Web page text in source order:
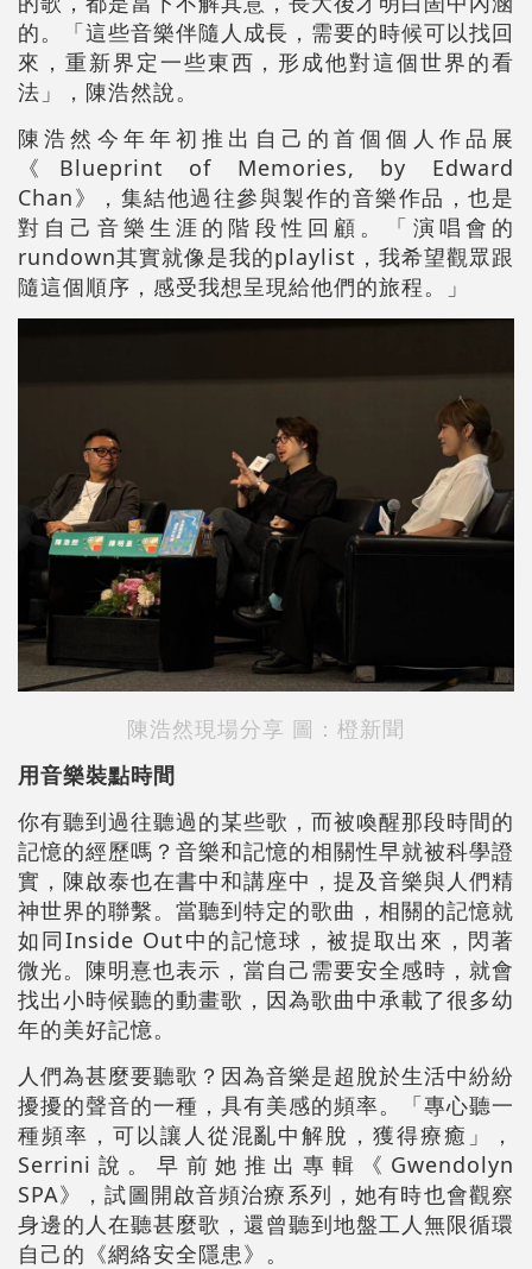
的。「這些音樂伴隨人成長，需要的時候可以找回
來，重新界定一些東西，形成他對這個世界的看
法」，陳浩然說。
陳浩然今年年初推出自己的首個個人作品展
《Blueprint of Memories, by Edward
Chan》，集結他過往參與製作的音樂作品，也是
對自己音樂生涯的階段性回顧。「演唱會的
rundown其實就像是我的playlist，我希望觀眾跟
隨這個順序，感受我想呈現給他們的旅程。」
陳浩然現場分享 圖：橙新聞
用音樂裝點時間
你有聽到過往聽過的某些歌，而被喚醒那段時間的
記憶的經歷嗎？音樂和記憶的相關性早就被科學證
實，陳啟泰也在書中和講座中，提及音樂與人們精
神世界的聯繫。當聽到特定的歌曲，相關的記憶就
如同Inside Out中的記憶球，被提取出來，閃著
微光。陳明憙也表示，當自己需要安全感時，就會
找出小時候聽的動畫歌，因為歌曲中承載了很多幼
年的美好記憶。
人們為甚麼要聽歌？因為音樂是超脫於生活中紛紛
擾擾的聲音的一種，具有美感的頻率。「專心聽一
種頻率，可以讓人從混亂中解脫，獲得療癒」，
Serrini說。早前她推出專輯《Gwendolyn
SPA》，試圖開啟音頻治療系列，她有時也會觀察
身邊的人在聽甚麼歌，還曾聽到地盤工人無限循環
自己的《網絡安全隱患》。